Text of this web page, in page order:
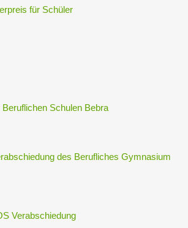
für Schüler
Schulen Bebra
des Berufliches Gymnasium
Verabschiedung